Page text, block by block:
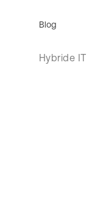
Blog
Hybride IT